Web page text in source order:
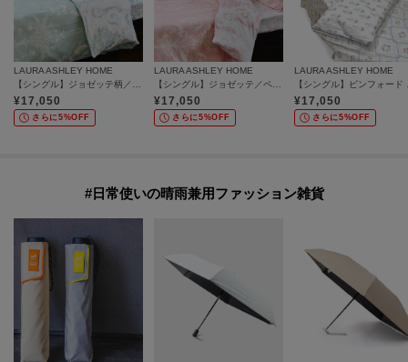
LAURA ASHLEY HOME
【シングル】ジョゼッテ柄／ダックエッグ デュベカバー
¥17,050
さらに5%OFF
LAURA ASHLEY HOME
【シングル】ジョゼッテ／ペールシクラメン柄 デュベカバー
¥17,050
さらに5%OFF
LAURA ASHLEY HOME
【シ
¥17,050
さらに5%OFF
#日常使いの晴雨兼用ファッション雑貨